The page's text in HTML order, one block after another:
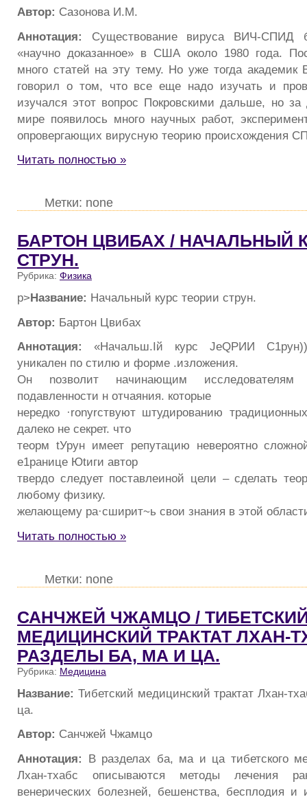
Автор: Сазонова И.М.
Аннотация: Существование вируса ВИЧ-СПИД
«научно доказанное» в США около 1980 года.
много статей на эту тему. Но уже тогда академик
говорил о том, что все еще надо изучать и
изучался этот вопрос Покровскими дальше, но за
мире появилось много научных работ,
опровергающих вирусную теорию происхождения
Читать полностью »
Метки: none
БАРТОН ЦВИБАХ / НАЧАЛЬНЫЙ
СТРУН.
Рубрика: Физика
p>Название: Начальный курс теории струн.
Автор: Бартон Цвибах
Аннотация: «Начальш.Iй курс JеQРИИ
уникален по стилю и форме .изложения.
Он nозволит начинающим исследователям
подавленности н отчаяния. которые
нередко ·rоnуrствуют штудированию
далеко не секрет. что
теорм tУрун имеет репутацию невероятно
е1ранице Юtиги автор
твердо следует поставлеиной цели – сделать
любому физику.
желающему ра·сширит~ь свои знания в этой
Читать полностью »
Метки: none
САНЧЖЕЙ ЧЖАМЦО /
МЕДИЦИНСКИЙ ТРАКТАТ ЛХАН-
РАЗДЕЛЫ БА, МА И ЦА.
Рубрика: Медицина
Название: Тибетский медицинский трактат Лхан-
ца.
Автор: Санчжей Чжамцо
Аннотация: В разделах ба, ма и ца тибетского
Лхан-тхабс описываются методы лечения
венерических болезней, бешенства, бесплодия и